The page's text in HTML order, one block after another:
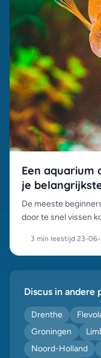
Een aquarium
je
De meeste
door te snel vissen
3 min leestijd·23-
Discus in andere
Drenthe
Groningen
Noord-Holland